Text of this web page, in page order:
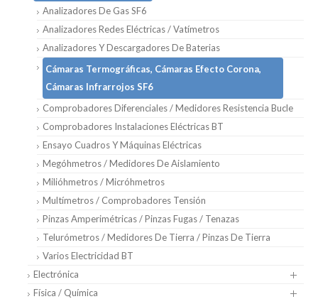
Analizadores De Gas SF6
Analizadores Redes Eléctricas / Vatímetros
Analizadores Y Descargadores De Baterias
Cámaras Termográficas, Cámaras Efecto Corona,
Cámaras Infrarrojos SF6
Comprobadores Diferenciales / Medidores Resistencia Bucle
Comprobadores Instalaciones Eléctricas BT
Ensayo Cuadros Y Máquinas Eléctricas
Megóhmetros / Medidores De Aislamiento
Milióhmetros / Micróhmetros
Multímetros / Comprobadores Tensión
Pinzas Amperimétricas / Pinzas Fugas / Tenazas
Telurómetros / Medidores De Tierra / Pinzas De Tierra
Varios Electricidad BT
Electrónica
Física / Química